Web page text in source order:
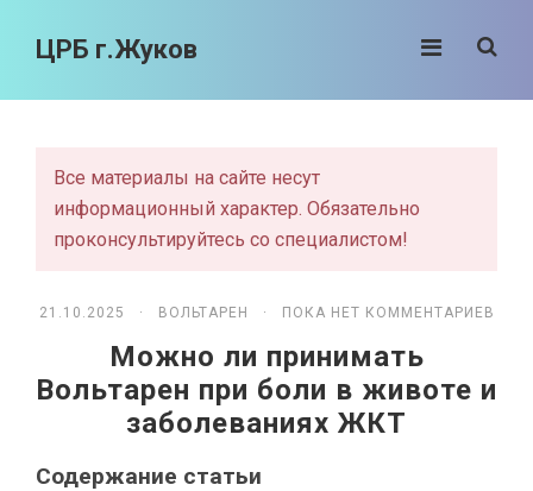
ЦРБ г.Жуков
Все материалы на сайте несут
информационный характер. Обязательно
проконсультируйтесь со специалистом!
21.10.2025 · ВОЛЬТАРЕН · ПОКА НЕТ КОММЕНТАРИЕВ
Можно ли принимать
Вольтарен при боли в животе и
заболеваниях ЖКТ
Содержание статьи